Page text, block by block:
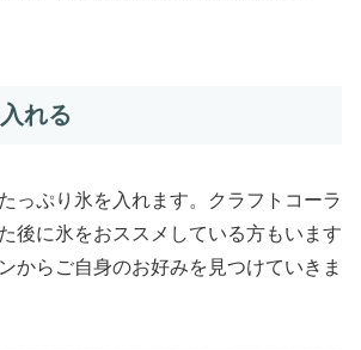
れる
っぷり氷を入れます。クラフトコーラ
後に氷をおススメしている方もいます
からご自身のお好みを見つけていきま